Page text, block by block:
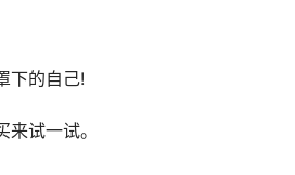
下的自己!
试一试。